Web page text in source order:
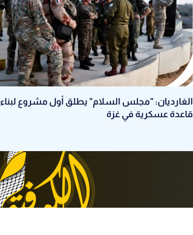
الغارديان: "مجلس السلام" يطلق أول مشروع لبناء
قاعدة عسكرية في غزة